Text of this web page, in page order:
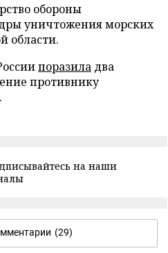
обороны
уничтожения морских
области.
поразила два
противнику
на наши
(29)